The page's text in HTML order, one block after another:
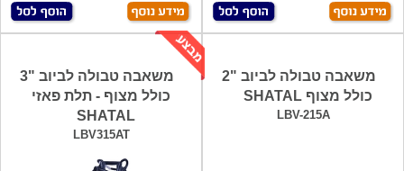
משאבה טבולה לביוב "2
כולל מצוף SHATAL
LBV-215A
משאבה טבולה לביוב "3
כולל מצוף - תלת פאזי
SHATAL
LBV315AT